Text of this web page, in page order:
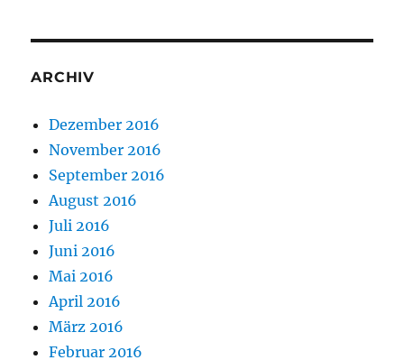
ARCHIV
Dezember 2016
November 2016
September 2016
August 2016
Juli 2016
Juni 2016
Mai 2016
April 2016
März 2016
Februar 2016